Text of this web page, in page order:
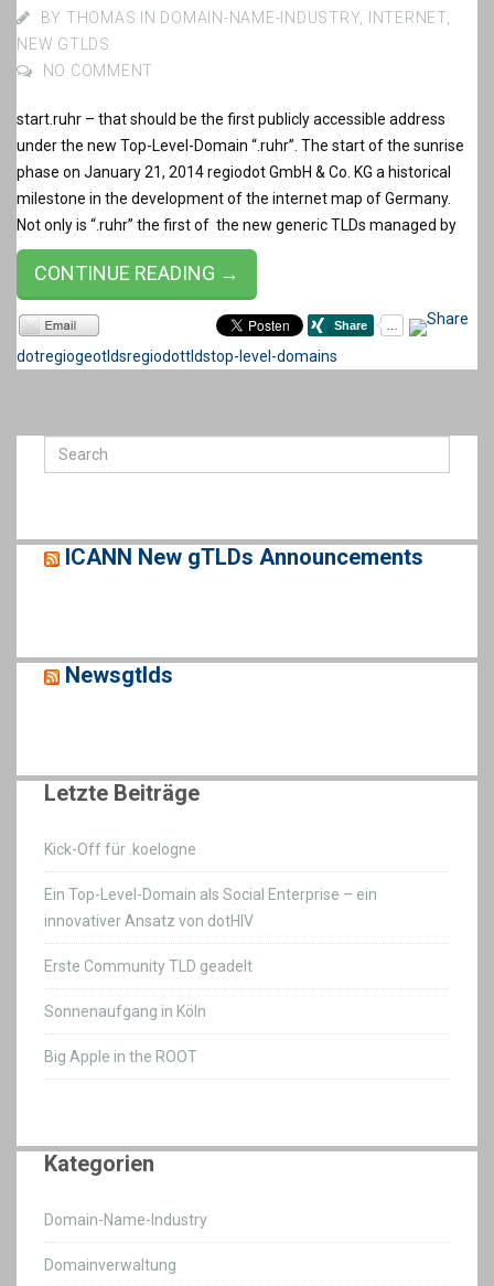
BY THOMAS IN DOMAIN-NAME-INDUSTRY INTERNET
NEW GTLDS
NO COMMENT
start.ruhr – that should be the first publicly accessible address
under the new Top-Level-Domain “.ruhr”. The start of the sunrise
phase on January 21, 2014 regiodot GmbH & Co. KG a historical
milestone in the development of the internet map of Germany.
Not only is “.ruhr” the first of the new generic TLDs managed by
CONTINUE READING →
dotregiogeotldsregiodottldstop-level-domains
ICANN New gTLDs Announcements
Newsgtlds
Letzte Beiträge
Kick-Off für .koelogne
Ein Top-Level-Domain als Social Enterprise – ein
innovativer Ansatz von dotHIV
Erste Community TLD geadelt
Sonnenaufgang in Köln
Big Apple in the ROOT
Kategorien
Domain-Name-Industry
Domainverwaltung